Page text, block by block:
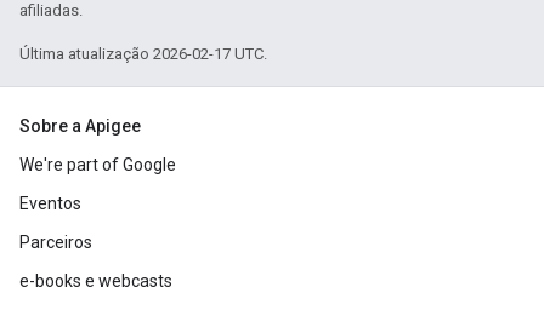
afiliadas.
Última atualização 2026-02-17 UTC.
Sobre a Apigee
We're part of Google
Eventos
Parceiros
e-books e webcasts